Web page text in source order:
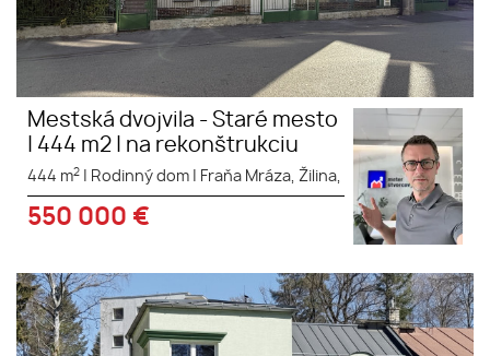
Mestská dvojvila - Staré mesto
| 444 m2 | na rekonštrukciu
444 m2 Rodinný dom Fraňa Mráza, Žilina,
550 000 €
V tesnej blízkosti Žilinskej
polikliniky predávame
polyfunkčnú vilu s pozemkom